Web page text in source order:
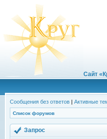
Сайт
Сообщения без ответов | Активные
Список форумов
Запрос